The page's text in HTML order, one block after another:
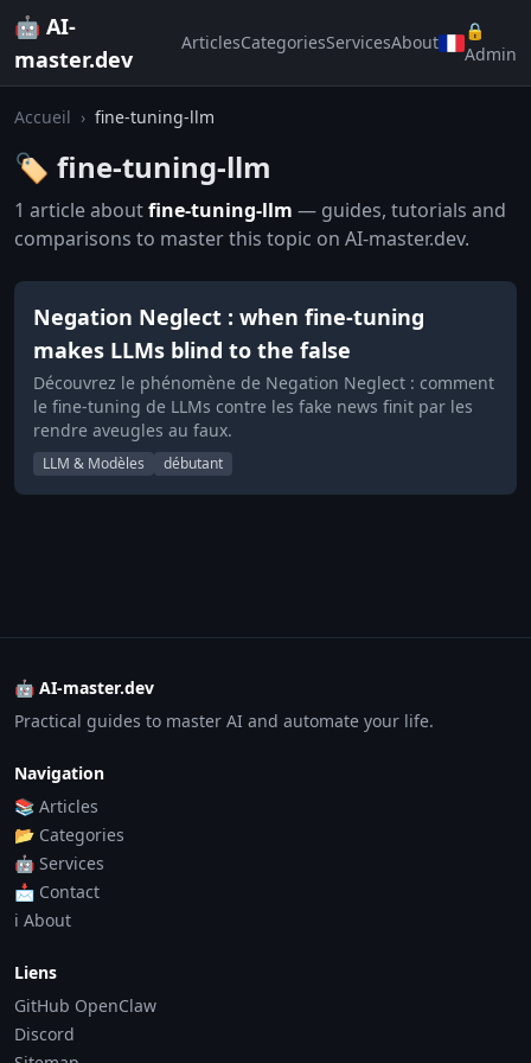
🤖 AI-
master.dev
ArticlesCategoriesServicesAbout
🔒
Admin
Accueil › fine-tuning-llm
🏷️ fine-tuning-llm
1 article aboutfine-tuning-llm — guides, tutorials and
comparisons to master this topic on AI-master.dev.
Negation Neglect : when fine-tuning
makes LLMs blind to the false
Découvrez le phénomène de Negation Neglect : comment
le fine-tuning de LLMs contre les fake news finit par les
rendre aveugles au faux.
LLM & Modèles débutant
🤖 AI-master.dev
Practical guides to master AI and automate your life.
Navigation
📚 Articles
📂 Categories
🤖 Services
📩 Contact
ℹ️ About
Liens
GitHub OpenClaw
Discord